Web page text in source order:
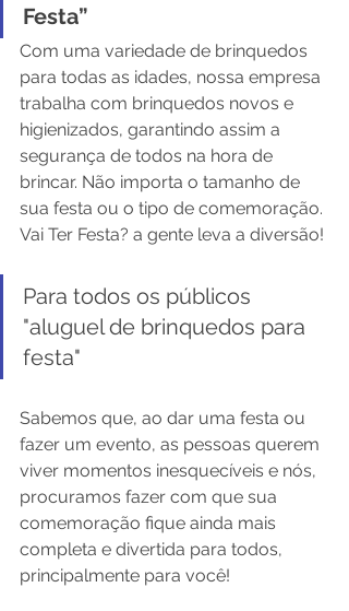
Festa”
Com uma variedade de brinquedos
para todas as idades, nossa empresa
trabalha com brinquedos novos e
higienizados, garantindo assim a
segurança de todos na hora de
brincar. Não importa o tamanho de
sua festa ou o tipo de comemoração.
Vai Ter Festa? a gente leva a diversão!
Para todos os públicos
"aluguel de brinquedos para
festa"
Sabemos que, ao dar uma festa ou
fazer um evento, as pessoas querem
viver momentos inesquecíveis e nós,
procuramos fazer com que sua
comemoração fique ainda mais
completa e divertida para todos,
principalmente para você!